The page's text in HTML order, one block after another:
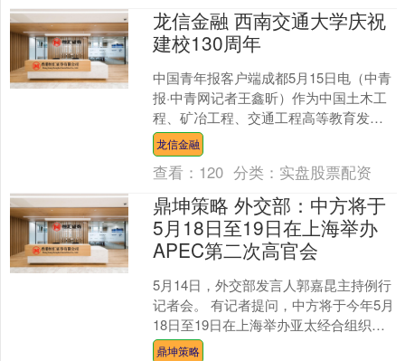
龙信金融 西南交通大学庆祝
建校130周年
中国青年报客户端成都5月15日电（中青
报·中青网记者王鑫昕）作为中国土木工
程、矿冶工程、交通工程高等教育发祥
地的西南交通大学，今天迎来了建校130
周年。海内外校....
龙信金融
查看： 120 分类： 实盘股票配资
鼎坤策略 外交部：中方将于
5月18日至19日在上海举办
APEC第二次高官会
5月14日，外交部发言人郭嘉昆主持例行
记者会。 有记者提问，中方将于今年5月
18日至19日在上海举办亚太经合组织
（APEC）第二次高官会。目前会期临
鼎坤策略